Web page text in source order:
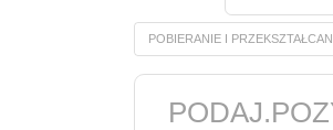
POBIERANIE I